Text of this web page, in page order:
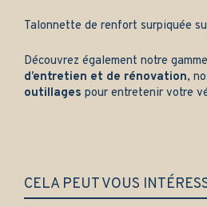
Talonnette de renfort surpiquée
Découvrez également notre
d’entretien et de rénovation,
outillages pour entretenir votre
CELA PEUT VOUS